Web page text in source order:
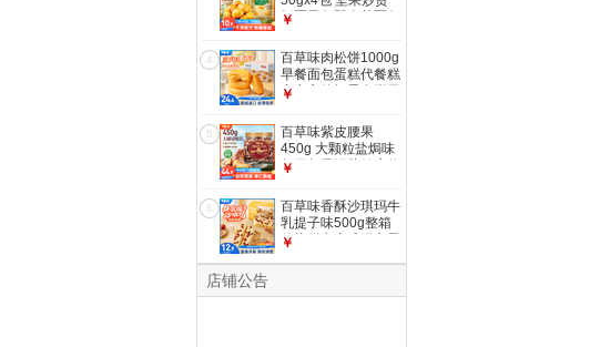
板栗子仁即食甘栗仁
￥
4
百草味肉松饼1000g
早餐面包蛋糕代餐糕
点点心休闲零食饼干
￥
5
百草味紫皮腰果
450g 大颗粒盐焗味
每日坚果罐装健康休
￥
6
百草味香酥沙琪玛牛
乳提子味500g整箱
传统糕点中式糕点早
￥
店铺公告